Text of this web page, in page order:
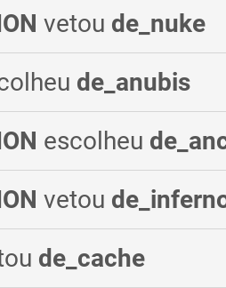
vetou de_nuke
de_anubis
escolheu
vetou
de_cache